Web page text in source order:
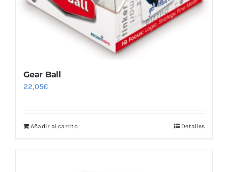
Gear Ball
22,05€
Añadir al carrito Detalles